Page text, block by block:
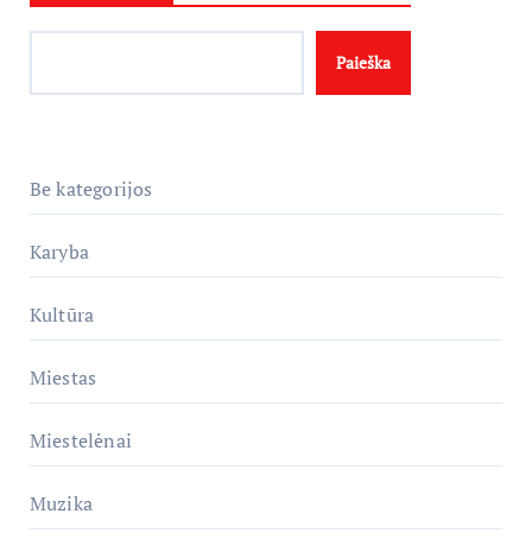
Paieška
Be kategorijos
Karyba
Kultūra
Miestas
Miestelėnai
Muzika